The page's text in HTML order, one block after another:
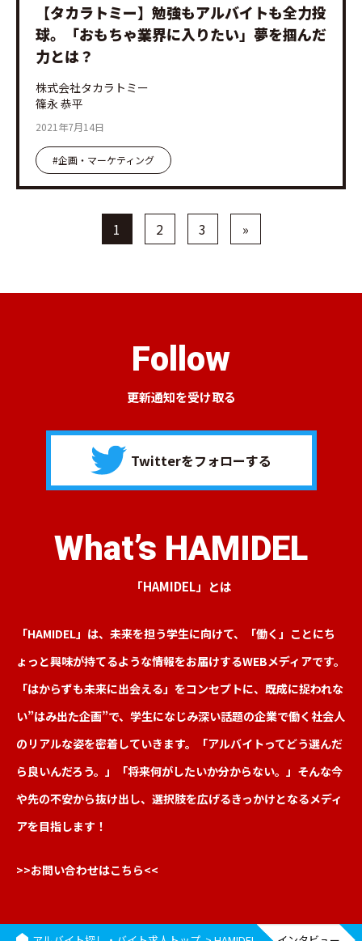
【タカラトミー】勉強もアルバイトも全力投
球。「おもちゃ業界に入りたい」夢を掴んだ
力とは？
株式会社タカラトミー
篠永 恭平
2021年7月14日
#企画・マーケティング
1 2 3 »
Follow
更新通知を受け取る
Twitterをフォローする
What’s HAMIDEL
「HAMIDEL」とは
「HAMIDEL」は、未来を担う学生に向けて、「働く」ことにち
ょっと興味が持てるような情報をお届けするWEBメディアです。
「はからずも未来に出会える」をコンセプトに、既成に捉われな
い”はみ出た企画”で、学生になじみ深い話題の企業で働く社会人
のリアルな姿を密着していきます。「アルバイトってどう選んだ
ら良いんだろう。」「将来何がしたいか分からない。」そんな今
や先の不安から抜け出し、選択肢を広げるきっかけとなるメディ
アを目指します！
>>お問い合わせはこちら<<